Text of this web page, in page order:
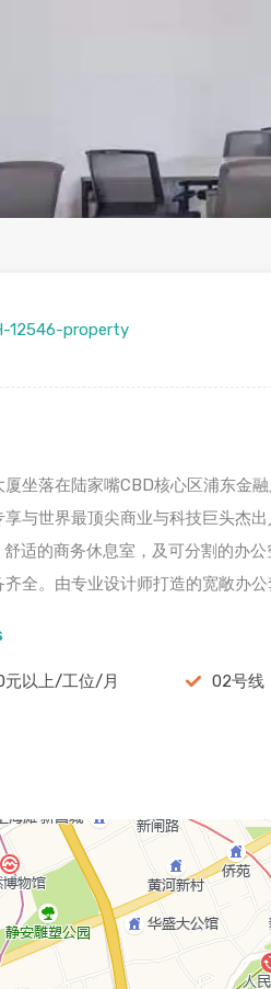
12546-property
厦坐落在陆家嘴CBD核心区浦东金
享与世界最顶尖商业与科技巨头杰
适的商务休息室，及可分割的办
齐全。由专业设计师打造的宽敞办
元以上/工位/月 02号线